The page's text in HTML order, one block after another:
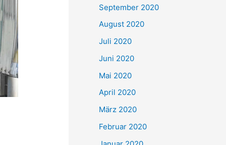
September 2020
August 2020
Juli 2020
Juni 2020
Mai 2020
April 2020
März 2020
Februar 2020